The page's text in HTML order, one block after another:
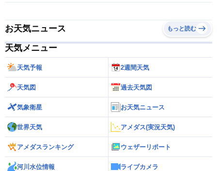
お天気ニュース もっと読む
天気メニュー
天気予報 2週間天気
天気図 過去天気図
気象衛星 お天気ニュース
世界天気 アメダス(実況天気)
アメダスランキング ウェザーリポート
河川水位情報 ライブカメラ